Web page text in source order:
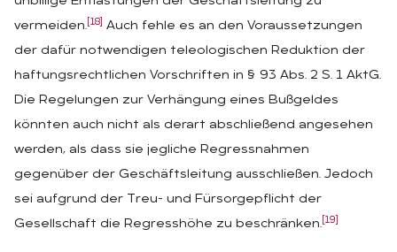
vermeiden. [18]
Auch fehle es an den Voraussetzungen
der dafür notwendigen teleologischen Reduktion der
haftungsrechtlichen Vorschriften in § 93 Abs. 2 S. 1 AktG.
Die Regelungen zur Verhängung eines Bußgeldes
könnten auch nicht als derart abschließend angesehen
werden, als dass sie jegliche Regressnahmen
gegenüber der Geschäftsleitung ausschließen. Jedoch
sei aufgrund der Treu- und Fürsorgepflicht der
Gesellschaft die Regresshöhe zu beschränken. [19]